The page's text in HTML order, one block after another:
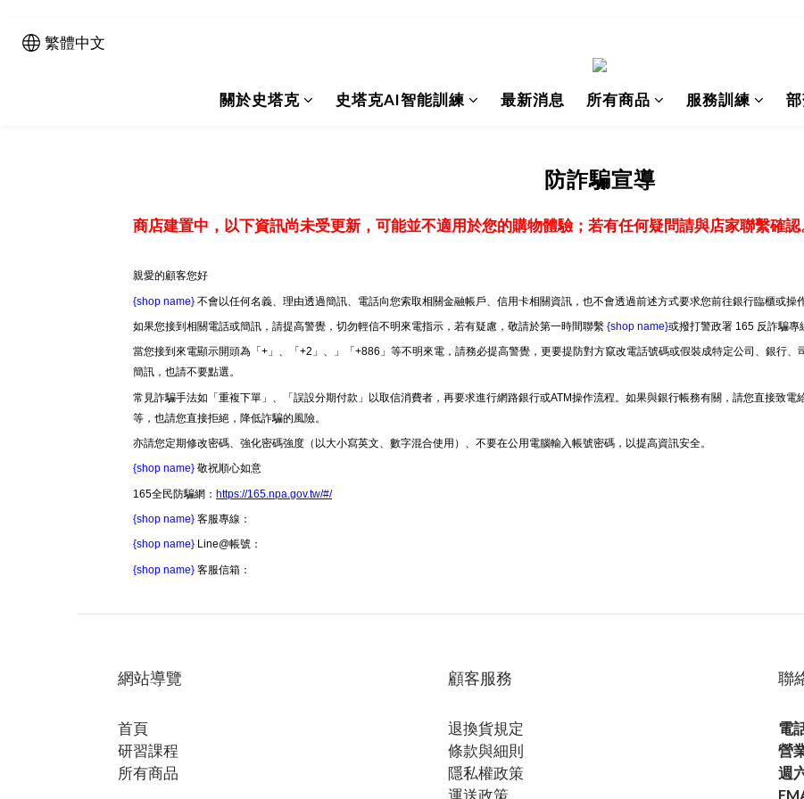
繁體中文
關於史塔克 史塔克AI智能訓練 最新消息 所有商品 服務訓練
防詐騙宣導
商店建置中，以下資訊尚未受更新，可能並不適用於您的購物體驗；若有任何疑問請與店家聯繫確認
親愛的顧客您好
{shop name} 不會以任何名義、理由透過簡訊、電話向您索取相關金融帳戶、信用卡相關資訊，也不會透過前述方式要求您前往銀行臨櫃或操作
如果您接到相關電話或簡訊，請提高警覺，切勿輕信不明來電指示，若有疑慮，敬請於第一時間聯繫 {shop name}或撥打警政署 165 反詐騙專
當您接到來電顯示開頭為「+」、「+2」、」「+886」等不明來電，請務必提高警覺，更要提防對方竄改電話號碼或假裝成特定公司、銀行
簡訊，也請不要點選。
常見詐騙手法如「重複下單」、「誤設分期付款」以取信消費者，再要求進行網路銀行或ATM操作流程。如果與銀行帳務有關，請您直接致
等，也請您直接拒絕，降低詐騙的風險。
亦請您定期修改密碼、強化密碼強度（以大小寫英文、數字混合使用）、不要在公用電腦輸入帳號密碼，以提高資訊安全。
{shop name} 敬祝順心如意
165全民防騙網： https://165.npa.gov.tw/#/
{shop name} 客服專線：
{shop name} Line@帳號：
{shop name} 客服信箱：
網站導覽
首頁
研習課程
所有商品
顧客服務
退換貨規定
條款與細則
隱私權政策
運送政策
聯
電
營
週